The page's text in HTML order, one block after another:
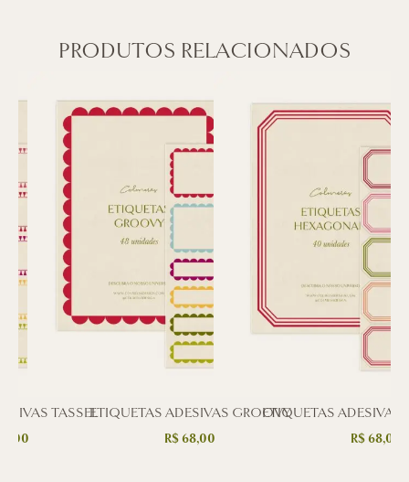
PRODUTOS RELACIONADOS
TASSELETIQUETAS ADESIVAS GROOVY
R$68,00
ETIQUETAS
R$68,00